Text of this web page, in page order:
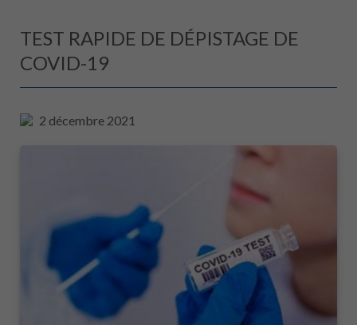
TEST RAPIDE DE DÉPISTAGE DE
COVID-19
2 décembre 2021